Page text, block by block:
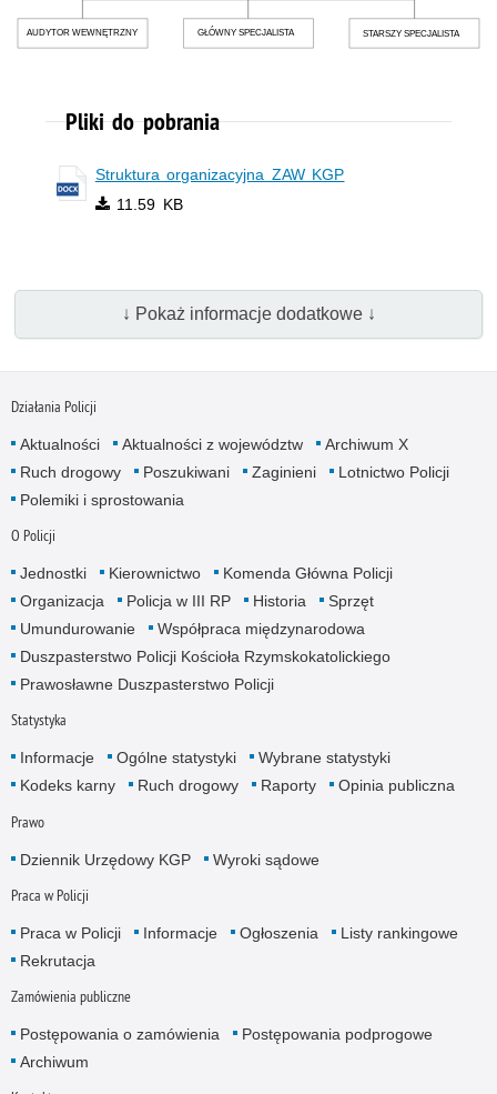
Pliki do pobrania
Struktura organizacyjna ZAW KGP
11.59 KB
↓ Pokaż informacje dodatkowe ↓
Działania Policji
Aktualności Aktualności z województw
Archiwum X
Ruch drogowy
Poszukiwani Zaginieni
Lotnictwo Policji
Polemiki i sprostowania
O Policji
Jednostki Kierownictwo
Komenda Główna Policji
Organizacja
Policja w III RP Historia
Sprzęt
Umundurowanie
Współpraca międzynarodowa
Duszpasterstwo Policji Kościoła Rzymskokatolickiego
Prawosławne Duszpasterstwo Policji
Statystyka
Informacje Ogólne statystyki
Wybrane statystyki
Kodeks karny
Ruch drogowy Raporty Opinia publiczna
Prawo
Dziennik Urzędowy KGP Wyroki sądowe
Praca w Policji
Praca w Policji Informacje Ogłoszenia
Listy rankingowe
Rekrutacja
Zamówienia publiczne
Postępowania o zamówienia
Postępowania podprogowe
Archiwum